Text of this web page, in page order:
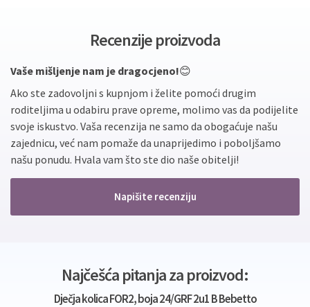
Recenzije proizvoda
Vaše mišljenje nam je dragocjeno!😊
Ako ste zadovoljni s kupnjom i želite pomoći drugim
roditeljima u odabiru prave opreme, molimo vas da podijelite
svoje iskustvo. Vaša recenzija ne samo da obogaćuje našu
zajednicu, već nam pomaže da unaprijedimo i poboljšamo
našu ponudu. Hvala vam što ste dio naše obitelji!
Napišite recenziju
Najčešća pitanja za proizvod:
Dječja kolica FOR2, boja 24/GRF 2u1 B Bebetto